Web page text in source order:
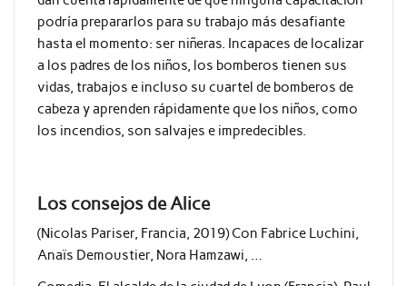
podría prepararlos para su trabajo más desafiante
hasta el momento: ser niñeras. Incapaces de localizar
a los padres de los niños, los bomberos tienen sus
vidas, trabajos e incluso su cuartel de bomberos de
cabeza y aprenden rápidamente que los niños, como
los incendios, son salvajes e impredecibles.
Los consejos de Alice
(Nicolas Pariser, Francia, 2019) Con Fabrice Luchini,
Anaïs Demoustier, Nora Hamzawi, …